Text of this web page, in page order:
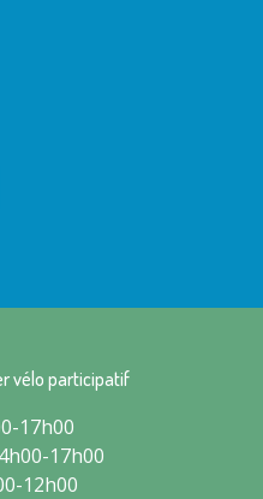
vélo participatif
17h00
17h00
12h00